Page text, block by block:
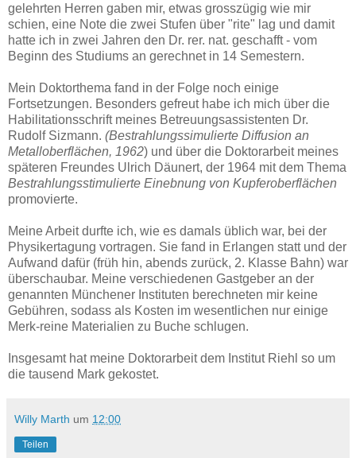
gelehrten Herren gaben mir, etwas grosszügig wie mir
schien, eine Note die zwei Stufen über "rite" lag und damit
hatte ich in zwei Jahren den Dr. rer. nat. geschafft - vom
Beginn des Studiums an gerechnet in 14 Semestern.
Mein Doktorthema fand in der Folge noch einige
Fortsetzungen. Besonders gefreut habe ich mich über die
Habilitationsschrift meines Betreuungsassistenten Dr.
Rudolf Sizmann. (Bestrahlungssimulierte Diffusion an
Metalloberflächen, 1962) und über die Doktorarbeit meines
späteren Freundes Ulrich Däunert, der 1964 mit dem Thema
Bestrahlungsstimulierte Einebnung von Kupferoberflächen
promovierte.
Meine Arbeit durfte ich, wie es damals üblich war, bei der
Physikertagung vortragen. Sie fand in Erlangen statt und der
Aufwand dafür (früh hin, abends zurück, 2. Klasse Bahn) war
überschaubar. Meine verschiedenen Gastgeber an der
genannten Münchener Instituten berechneten mir keine
Gebühren, sodass als Kosten im wesentlichen nur einige
Merk-reine Materialien zu Buche schlugen.
Insgesamt hat meine Doktorarbeit dem Institut Riehl so um
die tausend Mark gekostet.
Willy Marth um 12:00
Teilen